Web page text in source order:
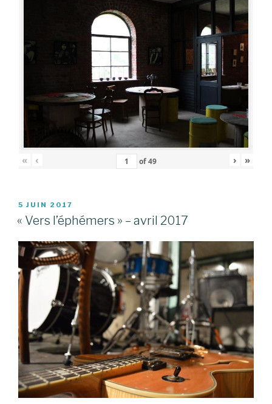
« ‹ of49 › »
PUBLIÉ
LE
5 JUIN 2017
« Vers l’éphémers » – avril 2017